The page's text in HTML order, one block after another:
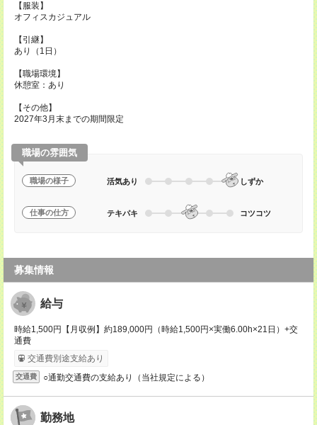
【服装】
オフィスカジュアル
【引継】
あり（1日）
【職場環境】
休憩室：あり
【その他】
2027年3月末までの期間限定
職場の雰囲気
職場の様子 活気あり しずか
仕事の仕方 テキパキ コツコツ
募集情報
給与
時給1,500円【月収例】約189,000円（時給1,500円×実働6.00h×21日）+交
通費
交通費別途支給あり
交通費 ○通勤交通費の支給あり（当社規定による）
勤務地